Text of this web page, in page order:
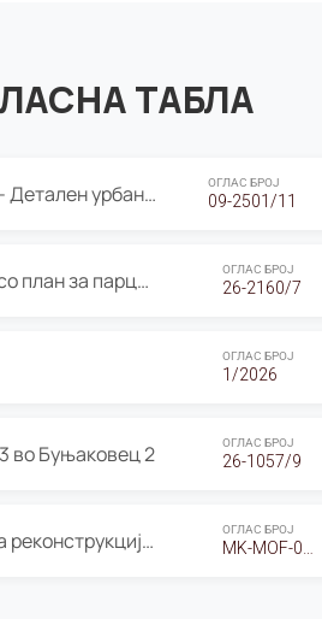
ТАБЛА
ЈАВНА ПРЕЗЕНТАЦИЈА И ЈАВНА АНКЕТА по Нацрт- Детален урбанистички план Градска четврт Ј 05- Барутана, Општина Центар- Скопје, плански период 2025-2030 ОГЛАС БРОЈ
09-2501/11
ОГЛАС за Јавно излагање на Проектна програма со план за парцелација за Урбанистички проект со план за парцелација за спојување на ГП 20.12 и ГП 20.37 од Изменување и дополнување на Детален урбанистички план Буњаковец 2, Општина Центар – Скопје ОГЛАС БРОЈ
26-2160/7
ОГЛАС БРОЈ
1/2026
во Буњаковец 2 ОГЛАС БРОЈ
26-1057/9
Оглас за Барање понуди за “Енергетски ефикасна реконструкција на објектот ООУ „Св. Кирил и Методиј" ОГЛАС БРОЈ